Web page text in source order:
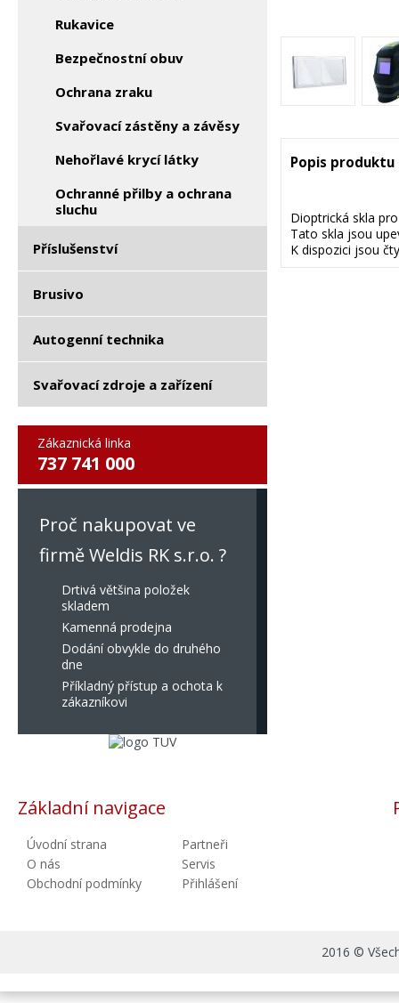
Rukavice
Bezpečnostní obuv
Ochrana zraku
Svařovací zástěny a závěsy
Nehořlavé krycí látky
Ochranné přilby a ochrana
sluchu
Příslušenství
Brusivo
Autogenní technika
Svařovací zdroje a zařízení
Zákaznická linka
737 741 000
Proč nakupovat ve
firmě Weldis RK s.r.o. ?
Drtivá většina položek
skladem
Kamenná prodejna
Dodání obvykle do druhého
dne
Příkladný přístup a ochota k
zákazníkovi
Popis produktu
Dioptrická skla
Tato skla jsou
K dispozici jsou
Základní navigace
Úvodní strana
O nás
Obchodní podmínky
Partneři
Servis
Přihlášení
2016 ©